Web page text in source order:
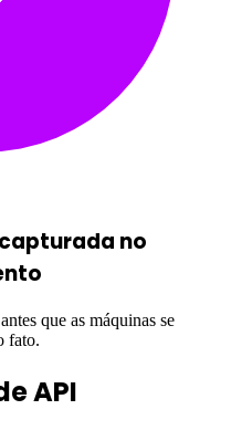
no
que as máquinas se
fato.
API